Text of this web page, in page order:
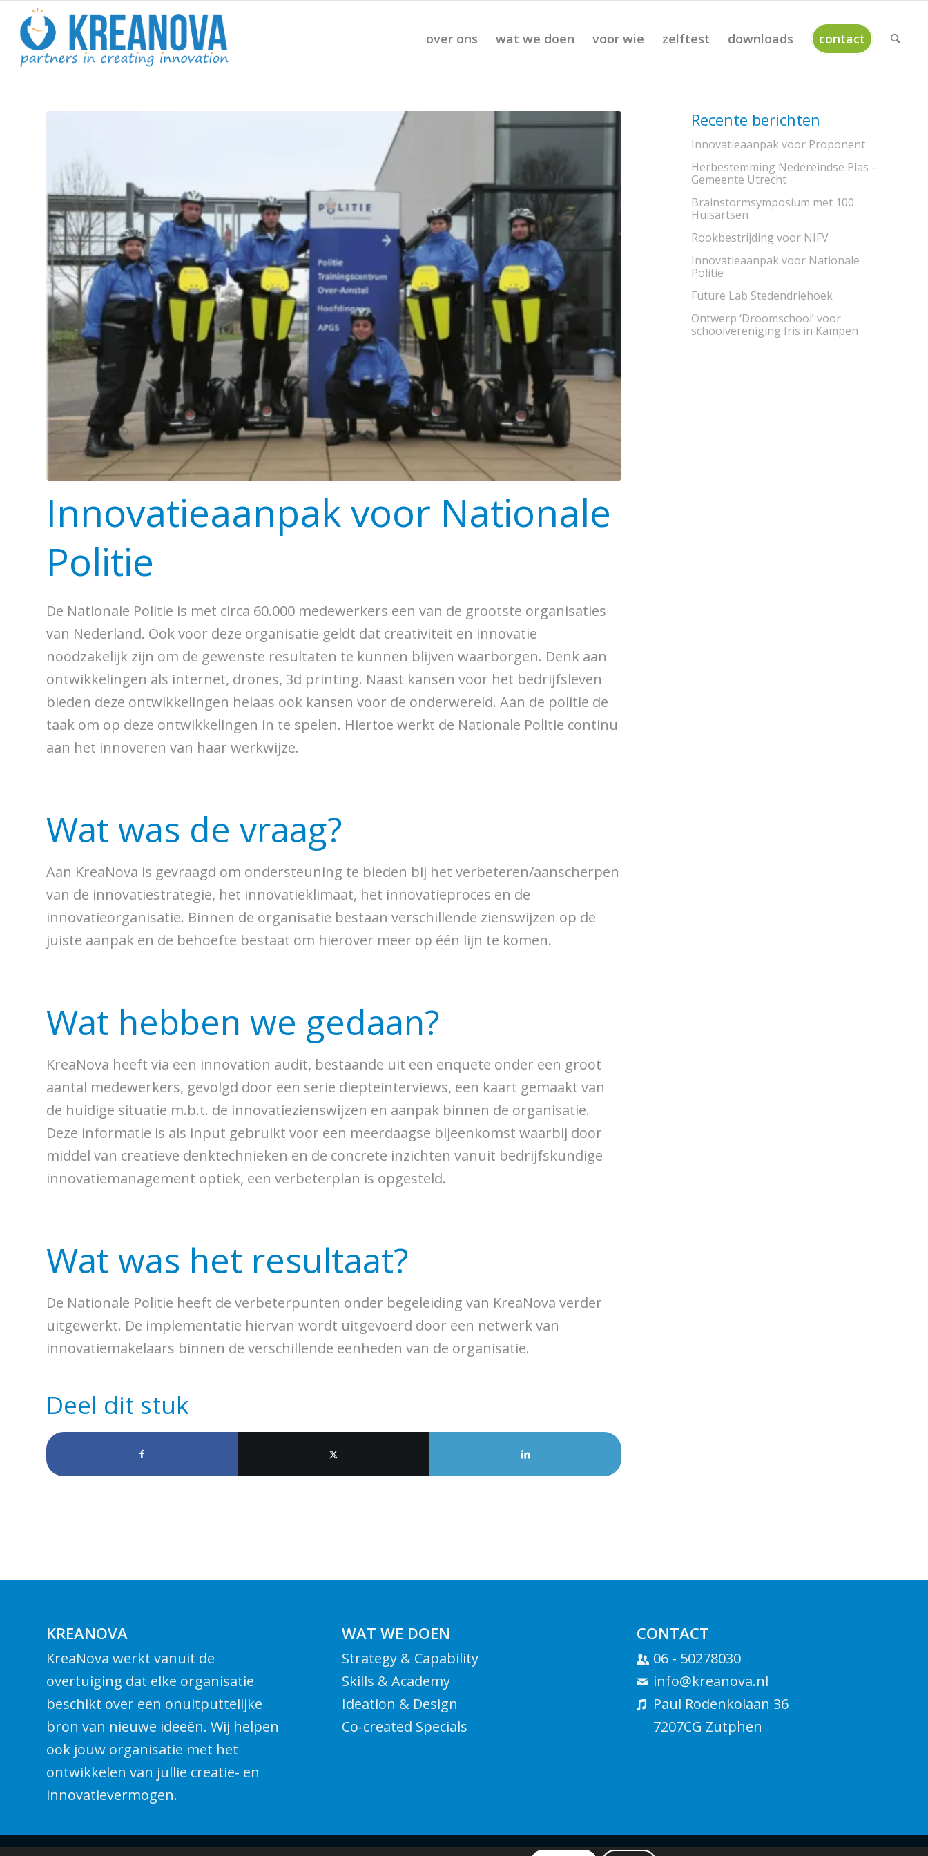
over ons wat we doen voor wie zelftest downloads contact
Innovatieaanpak voor Nationale
Politie
De Nationale Politie is met circa 60.000 medewerkers een van de grootste organisaties
van Nederland. Ook voor deze organisatie geldt dat creativiteit en innovatie
noodzakelijk zijn om de gewenste resultaten te kunnen blijven waarborgen. Denk aan
ontwikkelingen als internet, drones, 3d printing. Naast kansen voor het bedrijfsleven
bieden deze ontwikkelingen helaas ook kansen voor de onderwereld. Aan de politie de
taak om op deze ontwikkelingen in te spelen. Hiertoe werkt de Nationale Politie continu
aan het innoveren van haar werkwijze.
Wat was de vraag?
Aan KreaNova is gevraagd om ondersteuning te bieden bij het verbeteren/aanscherpen
van de innovatiestrategie, het innovatieklimaat, het innovatieproces en de
innovatieorganisatie. Binnen de organisatie bestaan verschillende zienswijzen op de
juiste aanpak en de behoefte bestaat om hierover meer op één lijn te komen.
Wat hebben we gedaan?
KreaNova heeft via een innovation audit, bestaande uit een enquete onder een groot
aantal medewerkers, gevolgd door een serie diepteinterviews, een kaart gemaakt van
de huidige situatie m.b.t. de innovatiezienswijzen en aanpak binnen de organisatie.
Deze informatie is als input gebruikt voor een meerdaagse bijeenkomst waarbij door
middel van creatieve denktechnieken en de concrete inzichten vanuit bedrijfskundige
innovatiemanagement optiek, een verbeterplan is opgesteld.
Wat was het resultaat?
De Nationale Politie heeft de verbeterpunten onder begeleiding van KreaNova verder
uitgewerkt. De implementatie hiervan wordt uitgevoerd door een netwerk van
innovatiemakelaars binnen de verschillende eenheden van de organisatie.
Deel dit stuk
Recente berichten
Innovatieaanpak voor Proponent
Herbestemming Nedereindse Plas –
Gemeente Utrecht
Brainstorm­symposium met 100
Huisartsen
Rookbestrijding voor NIFV
Innovatieaanpak voor Nationale
Politie
Future Lab Steden­driehoek
Ontwerp ‘Droomschool’ voor
schoolvereniging Iris in Kampen
KREANOVA
KreaNova werkt vanuit de
overtuiging dat elke organisatie
beschikt over een onuitputtelijke
bron van nieuwe ideeën. Wij helpen
ook jouw organisatie met het
ontwikkelen van jullie creatie- en
innovatievermogen.
WAT WE DOEN
Strategy & Capability
Skills & Academy
Ideation & Design
Co-created Specials
CONTACT
06 - 50278030
info@kreanova.nl
Paul Rodenkolaan 36
7207CG Zutphen